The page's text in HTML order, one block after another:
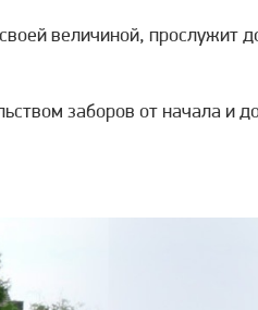
величиной, прослужит
заборов от начала и